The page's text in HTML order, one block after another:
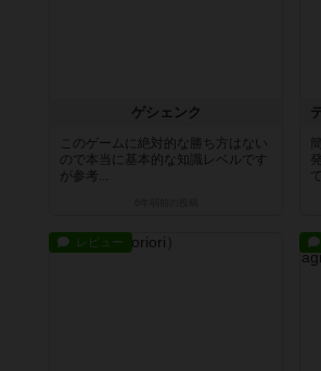
ゲシェンク
このゲームに絶対的な勝ち方はない
ので本当に基本的な知識レベルです
が参考...
レビュー